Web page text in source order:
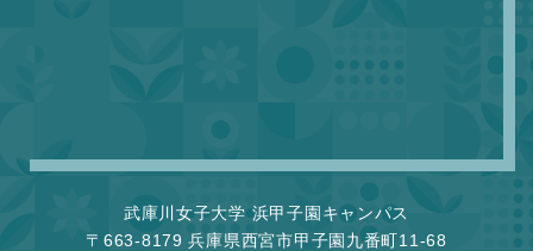
武庫川女子大学 浜甲子園キャンパス
〒663-8179 兵庫県西宮市甲子園九番町11-68